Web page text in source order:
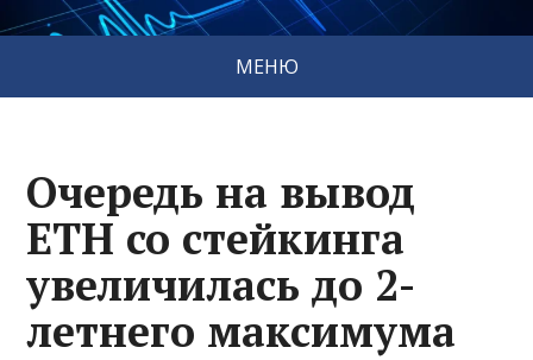
МЕНЮ
Очередь на вывод
ETH со стейкинга
увеличилась до 2-
летнего максимума